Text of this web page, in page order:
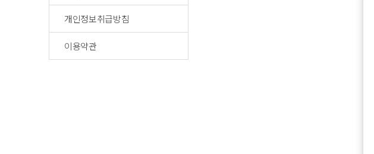
개인정보취급방침
이용약관